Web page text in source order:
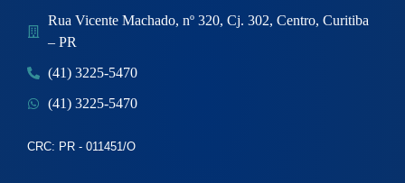
Rua Vicente Machado, nº 320, Cj. 302, Centro, Curitiba
– PR
(41) 3225-5470
(41) 3225-5470
CRC: PR - 011451/O